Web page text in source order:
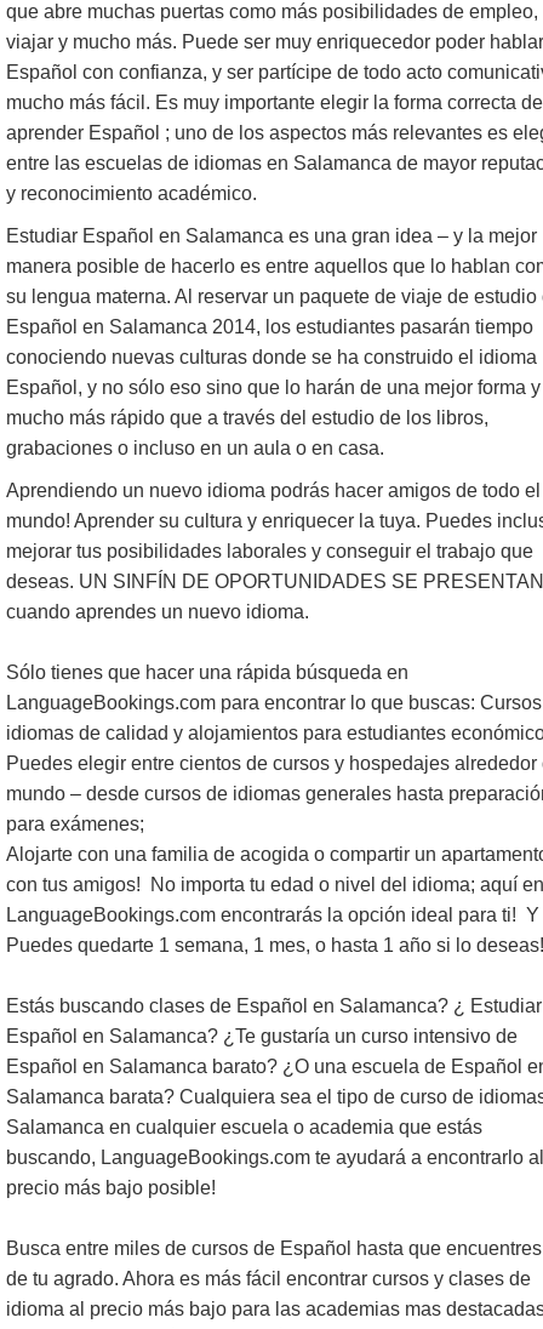
que abre muchas puertas como más posibilidades de empleo,
viajar y mucho más. Puede ser muy enriquecedor poder hablar
Español con confianza, y ser partícipe de todo acto
mucho más fácil. Es muy importante elegir la forma correcta de
aprender Español ; uno de los aspectos más relevantes es
entre las escuelas de idiomas en Salamanca de mayor
y reconocimiento académico.
Estudiar Español en Salamanca es una gran idea – y la mejor
manera posible de hacerlo es entre aquellos que lo hablan
su lengua materna. Al reservar un paquete de viaje de estudio
Español en Salamanca 2014, los estudiantes pasarán tiempo
conociendo nuevas culturas donde se ha construido el idioma
Español, y no sólo eso sino que lo harán de una mejor forma y
mucho más rápido que a través del estudio de los libros,
grabaciones o incluso en un aula o en casa.
Aprendiendo un nuevo idioma podrás hacer amigos de todo el
mundo! Aprender su cultura y enriquecer la tuya. Puedes
mejorar tus posibilidades laborales y conseguir el trabajo que
deseas. UN SINFÍN DE OPORTUNIDADES SE PRESENTAN
cuando aprendes un nuevo idioma.
Sólo tienes que hacer una rápida búsqueda en
LanguageBookings.com para encontrar lo que buscas:
idiomas de calidad y alojamientos para estudiantes
Puedes elegir entre cientos de cursos y hospedajes alrededor
mundo – desde cursos de idiomas generales hasta
para exámenes;
Alojarte con una familia de acogida o compartir un
con tus amigos! No importa tu edad o nivel del idioma; aquí en
LanguageBookings.com encontrarás la opción ideal para ti! Y
Puedes quedarte 1 semana, 1 mes, o hasta 1 año si lo
Estás buscando clases de Español en Salamanca? ¿ Estudiar
Español en Salamanca? ¿Te gustaría un curso intensivo de
Español en Salamanca barato? ¿O una escuela de Español
Salamanca barata? Cualquiera sea el tipo de curso de
Salamanca en cualquier escuela o academia que estás
buscando, LanguageBookings.com te ayudará a encontrarlo al
precio más bajo posible!
Busca entre miles de cursos de Español hasta que
de tu agrado. Ahora es más fácil encontrar cursos y clases de
idioma al precio más bajo para las academias mas